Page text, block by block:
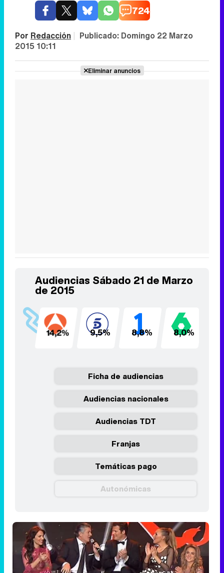
724
Por Redacción | Publicado: Domingo 22 Marzo
2015 10:11
Eliminar anuncios
Audiencias Sábado 21 de Marzo
de 2015
14,2% 9,5% 8,8% 8,0%
Ficha de audiencias
Audiencias nacionales
Audiencias TDT
Franjas
Temáticas pago
Autonómicas